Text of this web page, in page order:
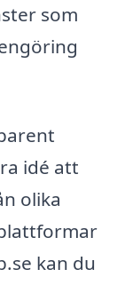
som
idé att
olika
kan du